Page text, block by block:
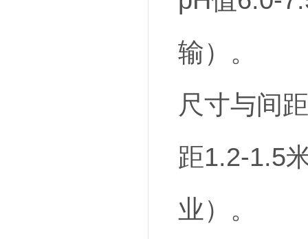
输）。
尺寸与间
距1.2-1.5
业）。